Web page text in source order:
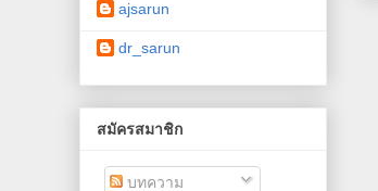
ajsarun
dr_sarun
สมัครสมาชิก
บทความ